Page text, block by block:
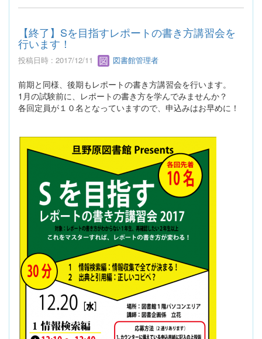
【終了】Sを目指すレポートの書き方講習会を
行います！
投稿日時 : 2017/12/11 図書館管理者
前期と同様、後期もレポートの書き方講習会を行います。
1月の試験前に、レポートの書き方を学んでみませんか？
各回定員が１０名となっていますので、申込みはお早めに！